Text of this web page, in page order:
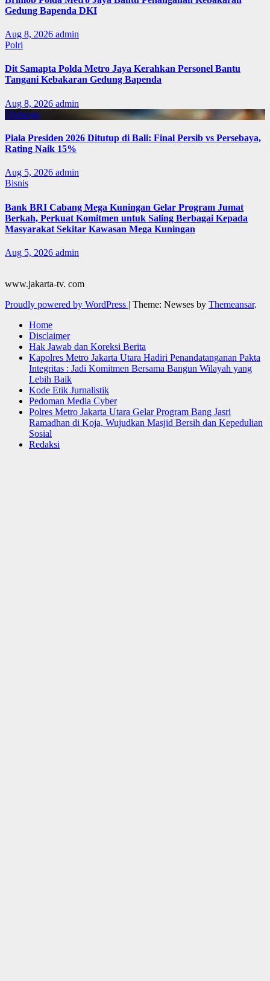
Gedung Bapenda DKI
Aug 8, 2026 admin
Polri
Dit Samapta Polda Metro Jaya Kerahkan Personel Bantu
Tangani Kebakaran Gedung Bapenda
Aug 8, 2026 admin
Olahraga
Piala Presiden 2026 Ditutup di Bali: Final Persib vs Persebaya,
Rating Naik 15%
Aug 5, 2026 admin
Bisnis
Bank BRI Cabang Mega Kuningan Gelar Program Jumat
Berkah, Perkuat Komitmen untuk Saling Berbagai Kepada
Masyarakat Sekitar Kawasan Mega Kuningan
Aug 5, 2026 admin
www.jakarta-tv. com
Proudly powered by WordPress | Theme: Newses by Themeansar.
Home
Disclaimer
Hak Jawab dan Koreksi Berita
Kapolres Metro Jakarta Utara Hadiri Penandatanganan Pakta
Integritas : Jadi Komitmen Bersama Bangun Wilayah yang
Lebih Baik
Kode Etik Jurnalistik
Pedoman Media Cyber
Polres Metro Jakarta Utara Gelar Program Bang Jasri
Ramadhan di Koja, Wujudkan Masjid Bersih dan Kepedulian
Sosial
Redaksi